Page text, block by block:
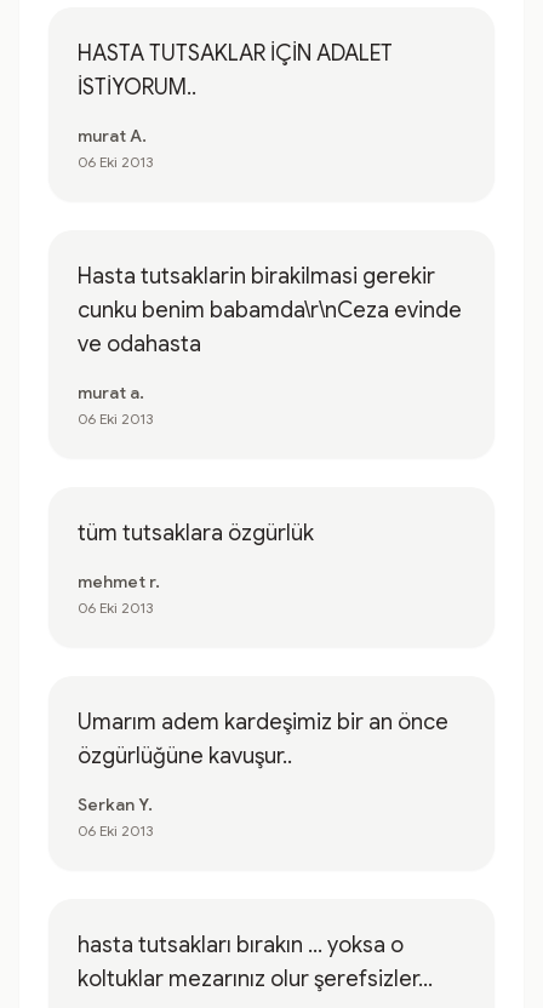
HASTA TUTSAKLAR İÇİN ADALET
İSTİYORUM..
murat A.
06 Eki 2013
Hasta tutsaklarin birakilmasi gerekir
cunku benim babamda\r\nCeza evinde
ve odahasta
murat a.
06 Eki 2013
tüm tutsaklara özgürlük
mehmet r.
06 Eki 2013
Umarım adem kardeşimiz bir an önce
özgürlüğüne kavuşur..
Serkan Y.
06 Eki 2013
hasta tutsakları bırakın ... yoksa o
koltuklar mezarınız olur şerefsizler...